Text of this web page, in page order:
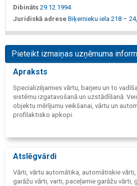
Dibināts 29.12.1994
Juridiskā adrese Biķernieku iela 218 –
Pieteikt izmaiņas uzņēmuma
Apraksts
Specializējamies vārtu, barjeru un to
sistēmu izgatavošanā un uzstādīšanā.
objektu mērījumu veikšanai, vārtu un
profilaktisko apkopi.
Atslēgvārdi
Vārti, vārtu automātika, automātiskie
garāžu vārti, varti, paceļamie garāžu vārti,